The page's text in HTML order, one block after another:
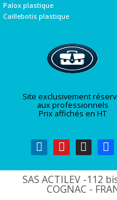
Palox plastique
Caillebotis plastique
Site exclusivement
aux professionnels
Prix affichés en HT
SAS ACTILEV -112
COGNAC -